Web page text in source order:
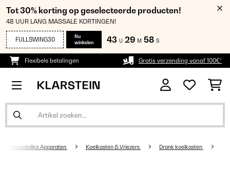
Tot 30% korting op geselecteerde producten!
48 UUR LANG MASSALE KORTINGEN!
FULLSWING30
Nu
winkelen
43 U 29 M 57 S
Flexibele betalingen Gratis verzending vanaf 100€*
Huishoudelijke Apparaten Koelkasten & Vriezers Drank koelkasten